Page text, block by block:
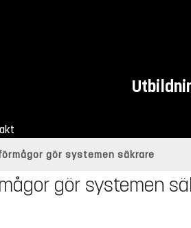
gör systemen säkrare
gör systemen